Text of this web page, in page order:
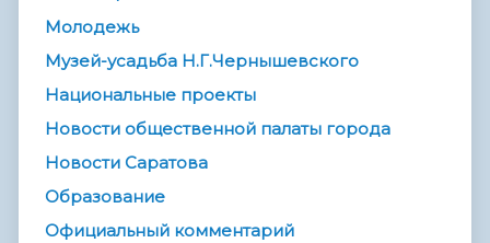
Молодежь
Музей-усадьба Н.Г.Чернышевского
Национальные проекты
Новости общественной палаты города
Новости Саратова
Образование
Официальный комментарий